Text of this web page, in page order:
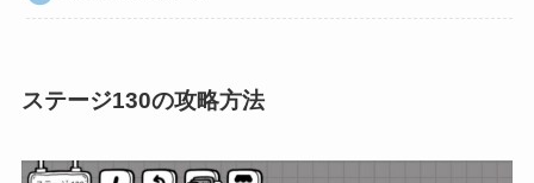
ステージ130の攻略方法